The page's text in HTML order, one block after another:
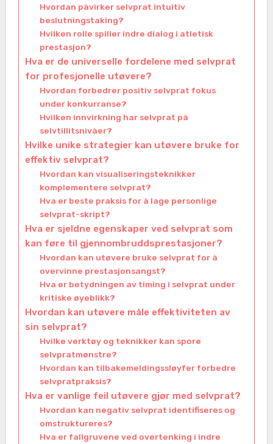
Hvordan påvirker selvprat intuitiv
beslutningstaking?
Hvilken rolle spiller indre dialog i atletisk
prestasjon?
Hva er de universelle fordelene med selvprat
for profesjonelle utøvere?
Hvordan forbedrer positiv selvprat fokus
under konkurranse?
Hvilken innvirkning har selvprat på
selvtillitsnivåer?
Hvilke unike strategier kan utøvere bruke for
effektiv selvprat?
Hvordan kan visualiseringsteknikker
komplementere selvprat?
Hva er beste praksis for å lage personlige
selvprat-skript?
Hva er sjeldne egenskaper ved selvprat som
kan føre til gjennombruddsprestasjoner?
Hvordan kan utøvere bruke selvprat for å
overvinne prestasjonsangst?
Hva er betydningen av timing i selvprat under
kritiske øyeblikk?
Hvordan kan utøvere måle effektiviteten av
sin selvprat?
Hvilke verktøy og teknikker kan spore
selvpratmønstre?
Hvordan kan tilbakemeldingssløyfer forbedre
selvpratpraksis?
Hva er vanlige feil utøvere gjør med selvprat?
Hvordan kan negativ selvprat identifiseres og
omstruktureres?
Hva er fallgruvene ved overtenking i indre